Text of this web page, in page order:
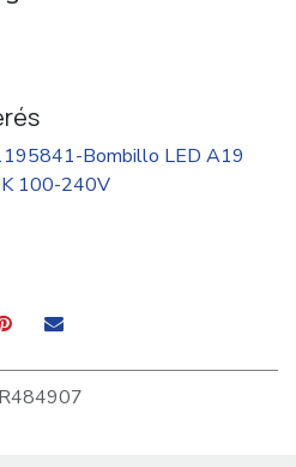
Bombillo LED A19
100-240V